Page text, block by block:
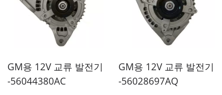
GM용 12V 교류 발전기
-56044380AC
GM용 12V 교류 발전기
-56028697AQ